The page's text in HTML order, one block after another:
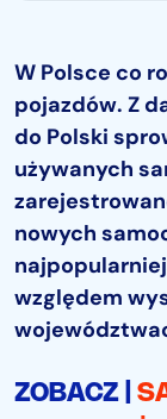
W Polsce co
pojazdów. Z
do Polski
używanych
nowych
względem
ZOBACZ |